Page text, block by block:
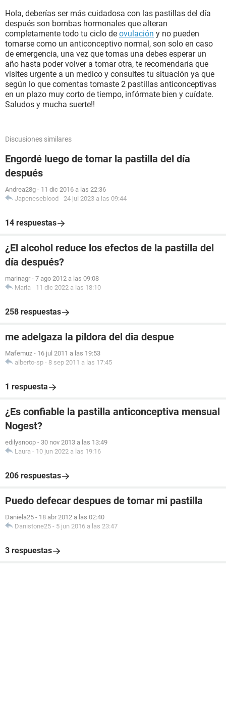
Hola, deberías ser más cuidadosa con las pastillas del día
después son bombas hormonales que alteran
completamente todo tu ciclo de ovulación y no pueden
tomarse como un anticonceptivo normal, son solo en caso
de emergencia, una vez que tomas una debes esperar un
año hasta poder volver a tomar otra, te recomendaría que
visites urgente a un medico y consultes tu situación ya que
según lo que comentas tomaste 2 pastillas anticonceptivas
en un plazo muy corto de tiempo, infórmate bien y cuídate.
Saludos y mucha suerte!!
Discusiones similares
Engordé luego de tomar la pastilla del día
después
Andrea28g - 11 dic 2016 a las 22:36
Japeneseblood - 24 jul 2023 a las 09:44
14 respuestas
¿El alcohol reduce los efectos de la pastilla del
día después?
marinagr - 7 ago 2012 a las 09:08
Maria - 11 dic 2022 a las 18:10
258 respuestas
me adelgaza la pildora del dia despue
Mafemuz - 16 jul 2011 a las 19:53
alberto-sp - 8 sep 2011 a las 17:45
1 respuesta
¿Es confiable la pastilla anticonceptiva mensual
Nogest?
edilysnoop - 30 nov 2013 a las 13:49
Laura - 10 jun 2022 a las 19:16
206 respuestas
Puedo defecar despues de tomar mi pastilla
Daniela25 - 18 abr 2012 a las 02:40
Danistone25 - 5 jun 2016 a las 23:47
3 respuestas